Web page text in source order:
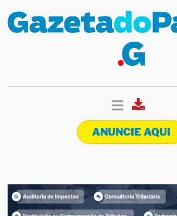
ANUNCIE AQUI